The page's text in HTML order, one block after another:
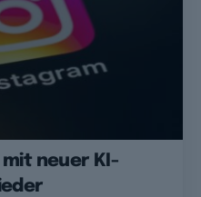
neuer KI-